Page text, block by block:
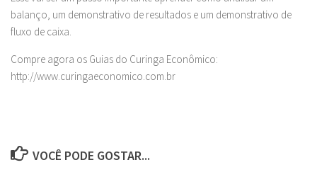
balanço, um demonstrativo de resultados e um demonstrativo de
fluxo de caixa.
Compre agora os Guias do Curinga Econômico:
http://www.curingaeconomico.com.br
VOCÊ PODE GOSTAR...